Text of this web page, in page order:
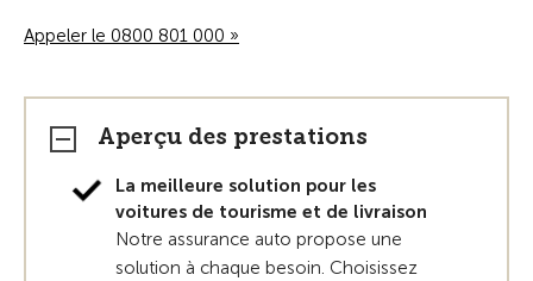
Appeler le 0800 801 000 »
Aperçu des prestations
La meilleure solution pour les
voitures de tourisme et de livraison
Notre assurance auto propose une
solution à chaque besoin. Choisissez